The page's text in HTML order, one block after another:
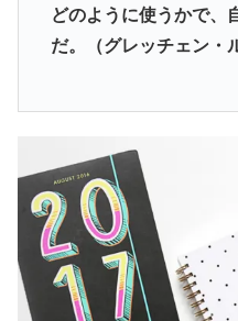
どのように使うかで、
だ。（グレッチェン・